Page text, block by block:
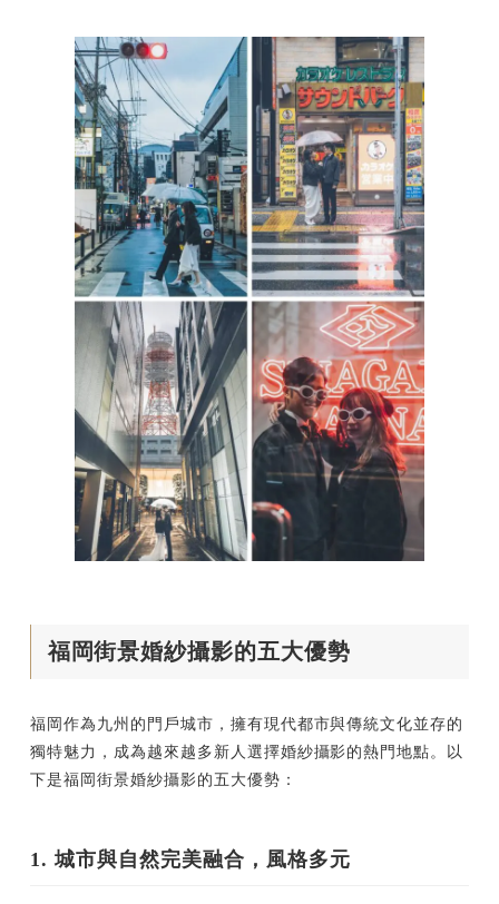
福岡街景婚紗攝影的五大優勢
福岡作為九州的門戶城市，擁有現代都市與傳統文化並存的
獨特魅力，成為越來越多新人選擇婚紗攝影的熱門地點。以
下是福岡街景婚紗攝影的五大優勢：
1.城市與自然完美融合，風格多元